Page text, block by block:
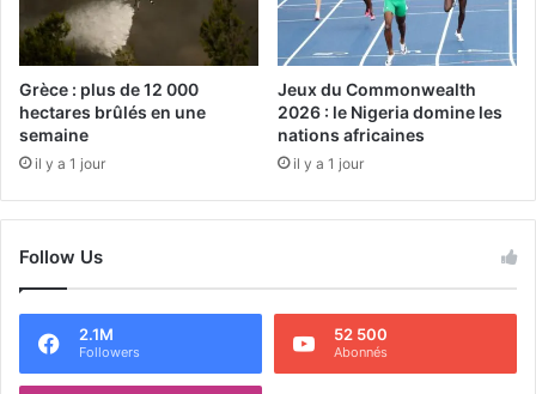
Grèce : plus de 12 000
hectares brûlés en une
semaine
il y a 1 jour
Jeux du Commonwealth
2026 : le Nigeria domine les
nations africaines
il y a 1 jour
Follow Us
2.1M
Followers
52 500
Abonnés